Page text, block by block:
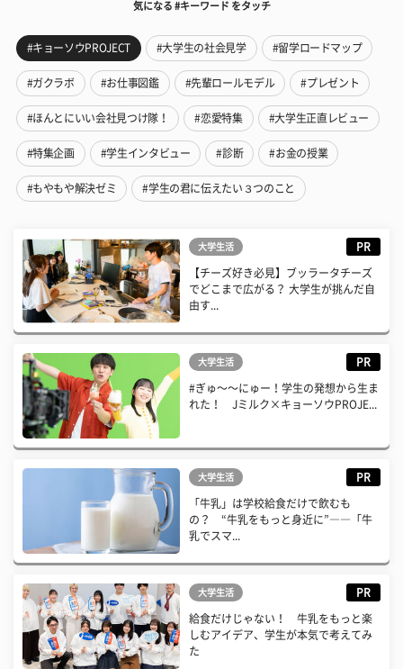
気になる #キーワード をタッチ
#キョーソウPROJECT #大学生の社会見学 #留学ロードマップ
#ガクラボ #お仕事図鑑 #先輩ロールモデル #プレゼント
#ほんとにいい会社見つけ隊！ #恋愛特集 #大学生正直レビュー
#特集企画 #学生インタビュー #診断 #お金の授業
#もやもや解決ゼミ #学生の君に伝えたい３つのこと
大学生活 PR
【チーズ好き必見】ブッラータチーズ
でどこまで広がる？ 大学生が挑んだ自
由す...
大学生活 PR
#ぎゅ〜〜にゅー！学生の発想から生ま
れた！ Jミルク×キョーソウPROJE...
大学生活 PR
「牛乳」は学校給食だけで飲むも
の？ “牛乳をもっと身近に”――「牛
乳でスマ...
大学生活 PR
給食だけじゃない！ 牛乳をもっと楽
しむアイデア、学生が本気で考えてみ
た